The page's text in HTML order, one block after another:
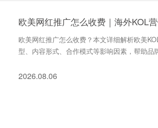
欧美网红推广怎么收费｜海外KOL
欧美网红推广怎么收费？本文详细解析欧美
型、内容形式、合作模式等影响因素，帮助品
2026.08.06